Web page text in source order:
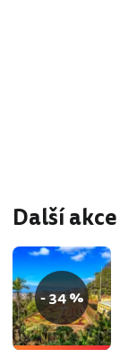
Další akce
- 34 %